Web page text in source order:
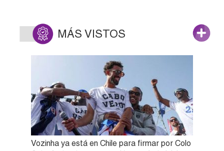
MÁS VISTOS
Vozinha ya está en Chile para firmar por Colo